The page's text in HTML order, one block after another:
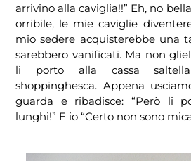
arrivino alla caviglia!!” Eh, no
orribile, le mie caviglie
mio sedere acquisterebbe una
sarebbero vanificati. Ma non
li porto alla cassa
shoppinghesca. Appena
guarda e ribadisce: “Però li
lunghi!” E io “Certo non sono